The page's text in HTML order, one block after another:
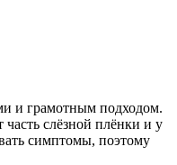
и грамотным подходом.
часть слёзной плёнки и у
симптомы, поэтому